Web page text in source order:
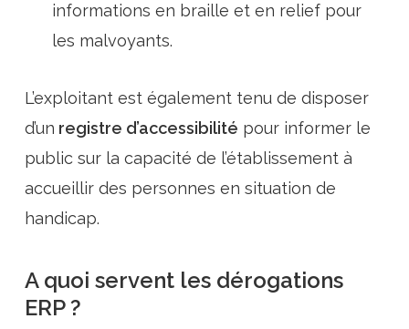
informations en braille et en relief pour
les malvoyants.
L’exploitant est également tenu de disposer
d’un registre d’accessibilité pour informer le
public sur la capacité de l’établissement à
accueillir des personnes en situation de
handicap.
A quoi servent les dérogations
ERP ?